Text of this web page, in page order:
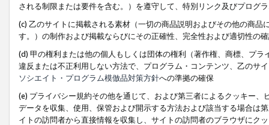
される制限または要件を含む。）を遵守して、特別リンク及びプログ
(c) 乙のサイトに掲載される素材（一切の商品説明およびその他の商
す。）の制作および掲載ならびにその正確性、完全性および適切性の
(d) 甲の権利または他の個人もしくは団体の権利（著作権、商標、プ
違反または不正利用しない方法で、プログラム・コンテンツ、乙のサ
ソシエイト・プログラム模倣品対策方針への準拠の確保
(e) プライバシー規約その他を通じて、および第三者によるクッキー
データを収集、使用、保管および開示する方法および該当する場合は
イトの訪問者から直接情報を収集し、サイトの訪問者のブラウザにク